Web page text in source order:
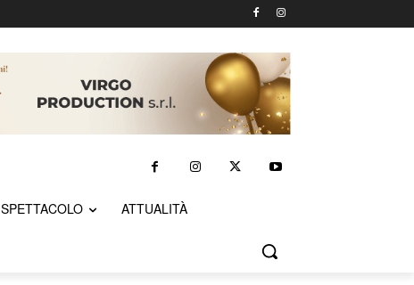
SPETTACOLO ATTUALITÀ